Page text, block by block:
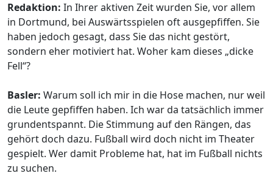
Redaktion: In Ihrer aktiven Zeit wurden Sie, vor allem
in Dortmund, bei Auswärtsspielen oft ausgepfiffen. Sie
haben jedoch gesagt, dass Sie das nicht gestört,
sondern eher motiviert hat. Woher kam dieses „dicke
Fell“?
Basler: Warum soll ich mir in die Hose machen, nur weil
die Leute gepfiffen haben. Ich war da tatsächlich immer
grundentspannt. Die Stimmung auf den Rängen, das
gehört doch dazu. Fußball wird doch nicht im Theater
gespielt. Wer damit Probleme hat, hat im Fußball nichts
zu suchen.